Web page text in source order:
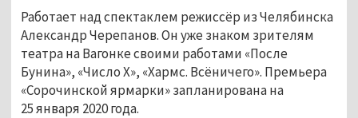
Работает над спектаклем режиссёр из Челябинска
Александр Черепанов. Он уже знаком зрителям
театра на Вагонке своими работами «После
Бунина», «Число Х», «Хармс. Всёничего». Премьера
«Сорочинской ярмарки» запланирована на
25 января 2020 года.